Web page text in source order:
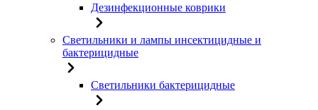
Дезинфекционные коврики
Светильники и лампы инсектицидные и
бактерицидные
Светильники бактерицидные